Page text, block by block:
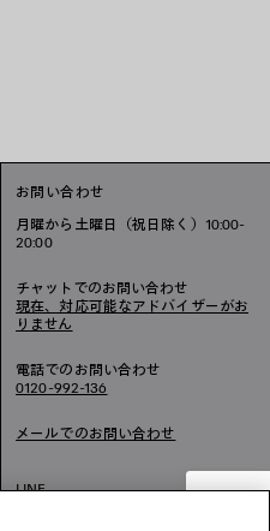
お問い合わせ
月曜から土曜日（祝日除く）10:00-
20:00
チャットでのお問い合わせ
現在、対応可能なアドバイザーがお
りません
電話でのお問い合わせ
0120-992-136
メールでのお問い合わせ
LINE